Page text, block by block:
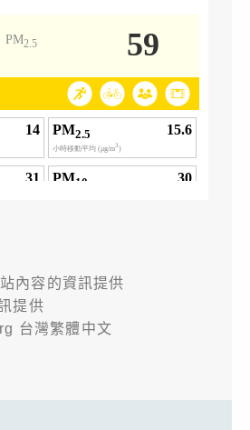
內容的資訊提供
提供
台灣繁體中文